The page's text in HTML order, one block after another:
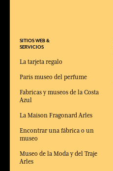
SITIOS WEB &
SERVICIOS
La tarjeta regalo
Paris museo del perfume
Fabricas y museos de la Costa
Azul
La Maison Fragonard Arles
Encontrar una fábrica o un
museo
Museo de la Moda y del Traje
Arles